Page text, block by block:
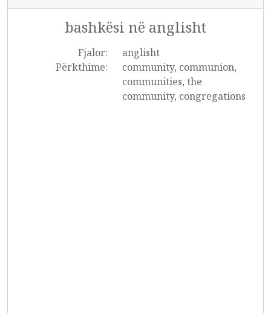
bashkësi në anglisht
Fjalor:
anglisht
Përkthime:
community, communion,
communities, the
community, congregations